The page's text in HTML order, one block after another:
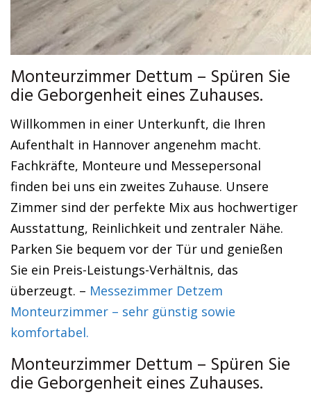
Monteurzimmer Dettum – Spüren Sie
die Geborgenheit eines Zuhauses.
Willkommen in einer Unterkunft, die Ihren
Aufenthalt in Hannover angenehm macht.
Fachkräfte, Monteure und Messepersonal
finden bei uns ein zweites Zuhause. Unsere
Zimmer sind der perfekte Mix aus hochwertiger
Ausstattung, Reinlichkeit und zentraler Nähe.
Parken Sie bequem vor der Tür und genießen
Sie ein Preis-Leistungs-Verhältnis, das
überzeugt. – Messezimmer Detzem
Monteurzimmer – sehr günstig sowie
komfortabel.
Monteurzimmer Dettum – Spüren Sie
die Geborgenheit eines Zuhauses.